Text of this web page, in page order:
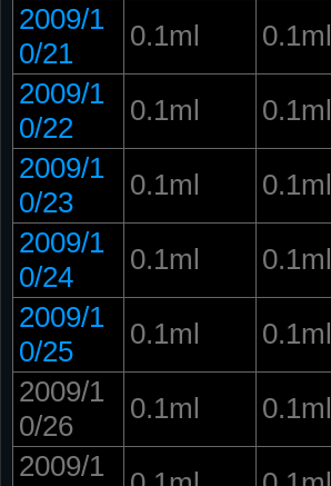
2009/1
0/21
0.1ml 0.1ml
2009/1
0/22
0.1ml 0.1ml
2009/1
0/23
0.1ml 0.1ml
2009/1
0/24
0.1ml 0.1ml
2009/1
0/25
0.1ml 0.1ml
2009/1
0/26
0.1ml 0.1ml
2009/1